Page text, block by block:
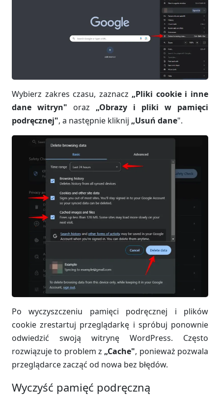
Wybierz zakres czasu, zaznacz „Pliki cookie i inne
dane witryn" oraz „Obrazy i pliki w pamięci
podręcznej", a następnie kliknij „Usuń dane".
Po wyczyszczeniu pamięci podręcznej i plików
cookie zrestartuj przeglądarkę i spróbuj ponownie
odwiedzić swoją witrynę WordPress. Często
rozwiązuje to problem z „Cache", ponieważ pozwala
przeglądarce zacząć od nowa bez błędów.
Wyczyść pamięć podręczną